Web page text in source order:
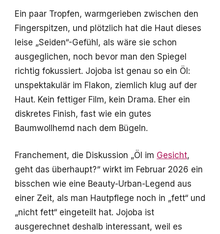
Ein paar Tropfen, warmgerieben zwischen den
Fingerspitzen, und plötzlich hat die Haut dieses
leise „Seiden“-Gefühl, als wäre sie schon
ausgeglichen, noch bevor man den Spiegel
richtig fokussiert. Jojoba ist genau so ein Öl:
unspektakulär im Flakon, ziemlich klug auf der
Haut. Kein fettiger Film, kein Drama. Eher ein
diskretes Finish, fast wie ein gutes
Baumwollhemd nach dem Bügeln.
Franchement, die Diskussion „Öl im Gesicht,
geht das überhaupt?“ wirkt im Februar 2026 ein
bisschen wie eine Beauty-Urban-Legend aus
einer Zeit, als man Hautpflege noch in „fett“ und
„nicht fett“ eingeteilt hat. Jojoba ist
ausgerechnet deshalb interessant, weil es